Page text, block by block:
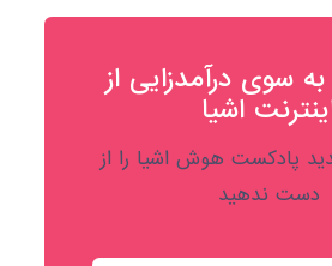
به‌ سوی درآمدزایی از
اشیا
پادکست هوش اشیا را از
دست ندهید